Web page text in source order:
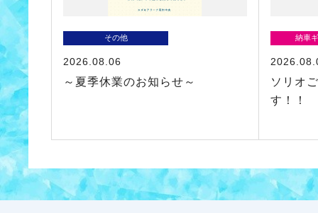
その他
2026.08.06
～夏季休業のお知らせ～
納車
ソリオ
す！！